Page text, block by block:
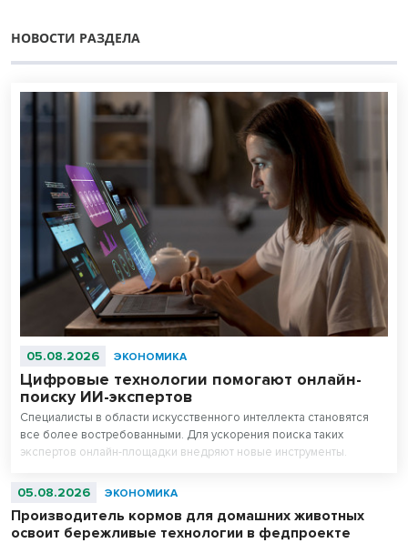
НОВОСТИ РАЗДЕЛА
05.08.2026 ЭКОНОМИКА
Цифровые технологии помогают онлайн-
поиску ИИ-экспертов
Специалисты в области искусственного интеллекта становятся
все более востребованными. Для ускорения поиска таких
экспертов онлайн-площадки внедряют новые инструменты.
05.08.2026 ЭКОНОМИКА
Производитель кормов для домашних животных
освоит бережливые технологии в федпроекте